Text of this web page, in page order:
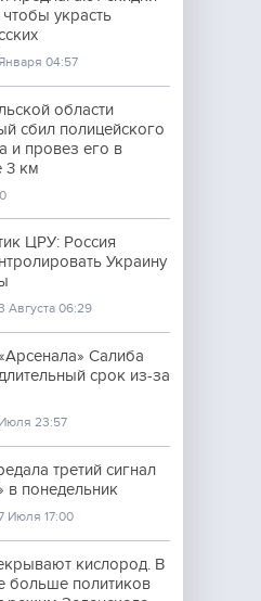
украсть
04:57
области
сбил полицейского
и провез его в
3 км
ЦРУ: Россия
Украину
Августа 06:29
Салиба
срок из-за
23:57
третий сигнал
в понедельник
Июля 17:00
кислород. В
больше политиков